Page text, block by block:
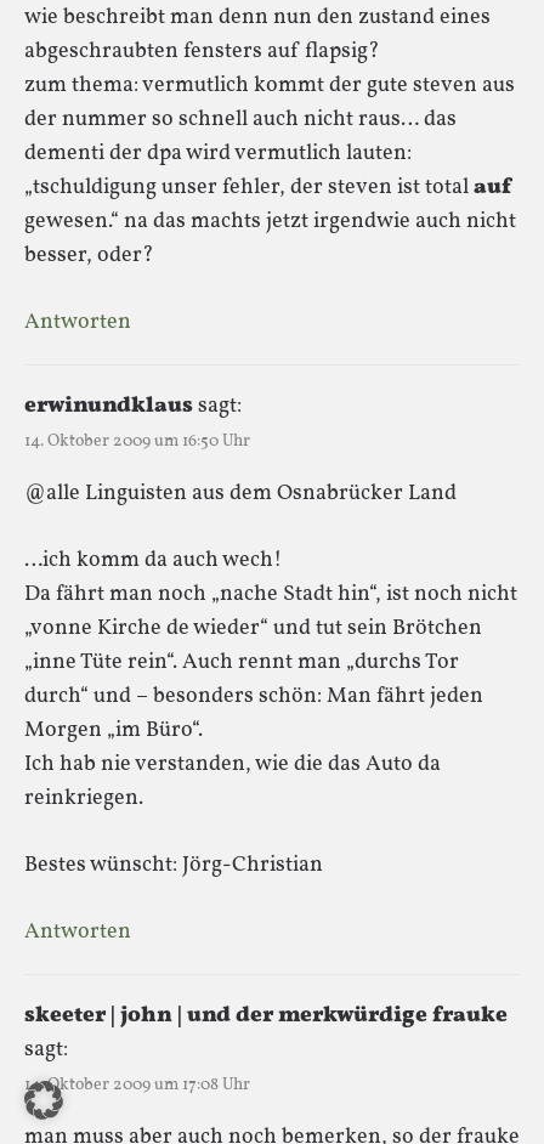
wie beschreibt man denn nun den zustand eines
abgeschraubten fensters auf flapsig?
zum thema: vermutlich kommt der gute steven aus
der nummer so schnell auch nicht raus… das
dementi der dpa wird vermutlich lauten:
„tschuldigung unser fehler, der steven ist totalauf
gewesen.“ na das machts jetzt irgendwie auch nicht
besser, oder?
Antworten
erwinundklaussagt:
14. Oktober 2009 um 16:50 Uhr
@alle Linguisten aus dem Osnabrücker Land
…ich komm da auch wech!
Da fährt man noch „nache Stadt hin“, ist noch nicht
„vonne Kirche de wieder“ und tut sein Brötchen
„inne Tüte rein“. Auch rennt man „durchs Tor
durch“ und – besonders schön: Man fährt jeden
Morgen „im Büro“.
Ich hab nie verstanden, wie die das Auto da
reinkriegen.
Bestes wünscht: Jörg-Christian
Antworten
skeeter | john | und der merkwürdige frauke
sagt:
14. Oktober 2009 um 17:08 Uhr
man muss aber auch noch bemerken, so der frauke